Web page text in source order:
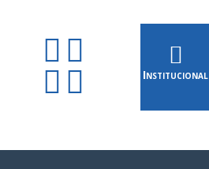
Institucional